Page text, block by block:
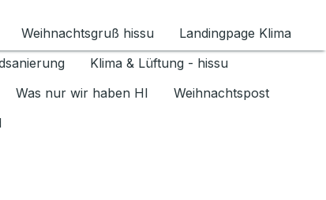
1.6.2026 umschalten
Weihnachtsgruß hissu
Landingpage Klima
Klima & Lüftung - hissu
Was nur wir haben HI
Weihnachtspost